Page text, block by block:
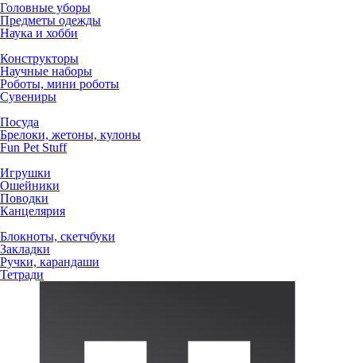
Головные уборы
Предметы одежды
Наука и хобби
Конструкторы
Научные наборы
Роботы, мини роботы
Сувениры
Посуда
Брелоки, жетоны, кулоны
Fun Pet Stuff
Игрушки
Ошейники
Поводки
Канцелярия
Блокноты, скетчбуки
Закладки
Ручки, карандаши
Тетради